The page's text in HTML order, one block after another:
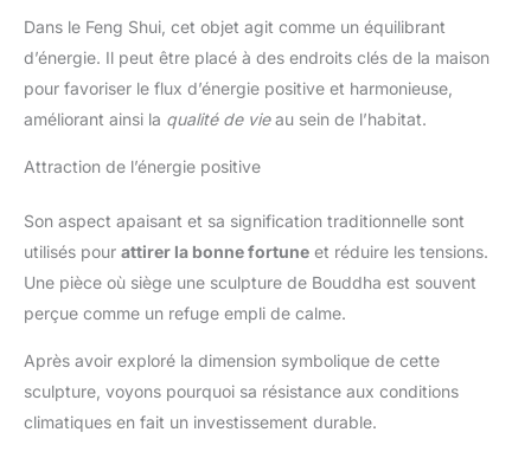
Dans le Feng Shui, cet objet agit comme un équilibrant
d’énergie. Il peut être placé à des endroits clés de la maison
pour favoriser le flux d’énergie positive et harmonieuse,
améliorant ainsi la qualité de vieau sein de l’habitat.
Attraction de l’énergie positive
Son aspect apaisant et sa signification traditionnelle sont
utilisés pour attirer la bonne fortune et réduire les tensions.
Une pièce où siège une sculpture de Bouddha est souvent
perçue comme un refuge empli de calme.
Après avoir exploré la dimension symbolique de cette
sculpture, voyons pourquoi sa résistance aux conditions
climatiques en fait un investissement durable.